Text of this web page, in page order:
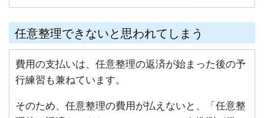
任意整理できないと思われてしまう
費用の支払いは、任意整理の返済が始まった後の予
行練習も兼ねています。
そのため、任意整理の費用が払えないと、「任意整